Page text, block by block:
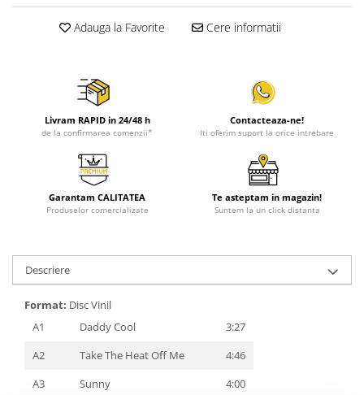
Adauga la Favorite Cere informatii
Livram RAPID in 24/48 h
de la confirmarea comenzii*
Contacteaza-ne!
Iti oferim suport la orice intrebare
Garantam CALITATEA
Produselor comercializate
Te asteptam in magazin!
Suntem la un click distanta
Descriere
Format: Disc Vinil
A1
Daddy Cool
3:27
A2
Take The Heat Off Me
4:46
A3
Sunny
4:00